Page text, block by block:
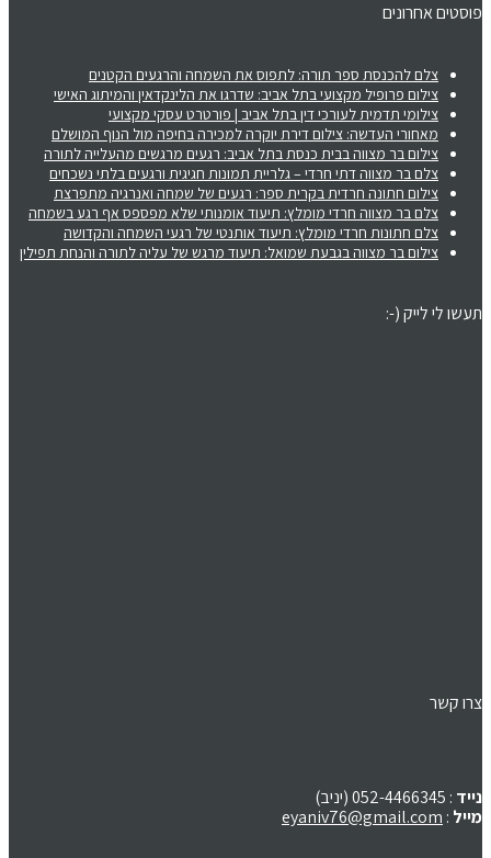
פוסטים אחרונים
צלם להכנסת ספר תורה: לתפוס את השמחה והרגעים הקטנים
צילום פרופיל מקצועי בתל אביב: שדרגו את הלינקדאין והמיתוג האישי
צילומי תדמית לעורכי דין בתל אביב | פורטרט עסקי מקצועי
מאחורי העדשה: צילום דירת יוקרה למכירה בחיפה מול הנוף המושלם
צילום בר מצווה בבית כנסת בתל אביב: רגעים מרגשים מהעלייה לתורה
צלם בר מצווה דתי חרדי – גלריית תמונות חגיגית ורגעים בלתי נשכחים
צילום חתונה חרדית בקרית ספר: רגעים של שמחה ואנרגיה מתפרצת
צלם בר מצווה חרדי מומלץ: תיעוד אומנותי שלא מפספס אף רגע בשמחה
צלם חתונות חרדי מומלץ: תיעוד אותנטי של רגעי השמחה והקדושה
צילום בר מצווה בגבעת שמואל: תיעוד מרגש של עליה לתורה והנחת תפילין
תעשו לי לייק (-:
צרו קשר
נייד : 052-4466345 (יניב)
מייל :
eyaniv76@gmail.com